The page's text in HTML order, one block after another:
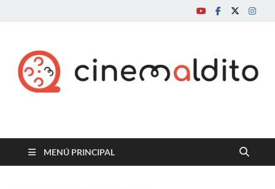
Cine maldito
MENÚ PRINCIPAL